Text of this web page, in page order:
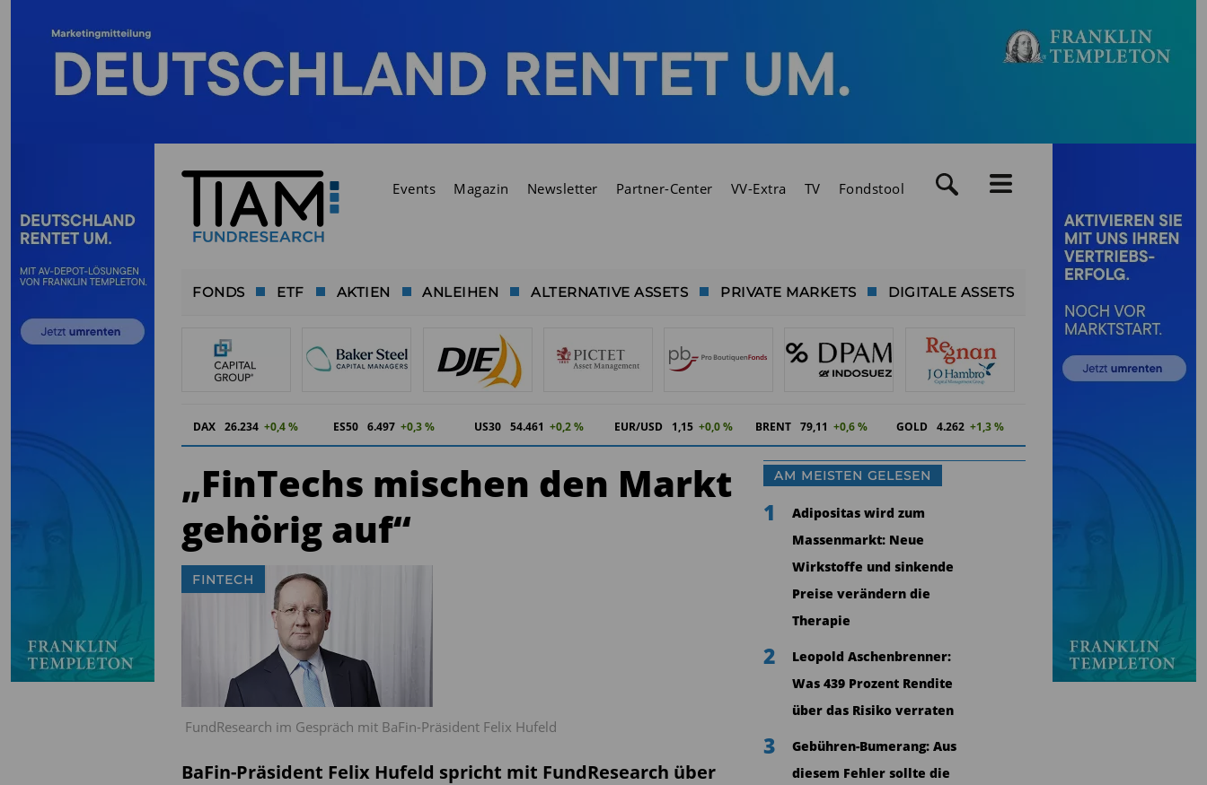
Events Magazin Newsletter Partner-Center VV-Extra TV Fondstool
FONDS ETF AKTIEN ANLEIHEN ALTERNATIVE ASSETS PRIVATE MARKETS DIGITALE ASSETS
DAX 26.234 +0,4 % ES50 6.496 +0,2 % US30 54.461 +0,2 % EUR/USD 1,15 +0,0 % BRENT 79,11 +0,6 % GOLD 4.262 +1,3 %
„FinTechs mischen den Markt
gehörig auf“
FundResearch im Gespräch mit BaFin-Präsident Felix Hufeld
FINTECH
BaFin-Präsident Felix Hufeld spricht mit FundResearch über
AM MEISTEN GELESEN
1
Adipositas wird zum
Massenmarkt: Neue
Wirkstoffe und sinkende
Preise verändern die
Therapie
2
Leopold Aschenbrenner:
Was 439 Prozent Rendite
über das Risiko verraten
3
Gebühren-Bumerang: Aus
diesem Fehler sollte die